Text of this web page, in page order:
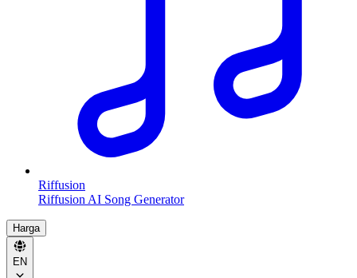
Riffusion
Riffusion AI Song Generator
Harga
EN